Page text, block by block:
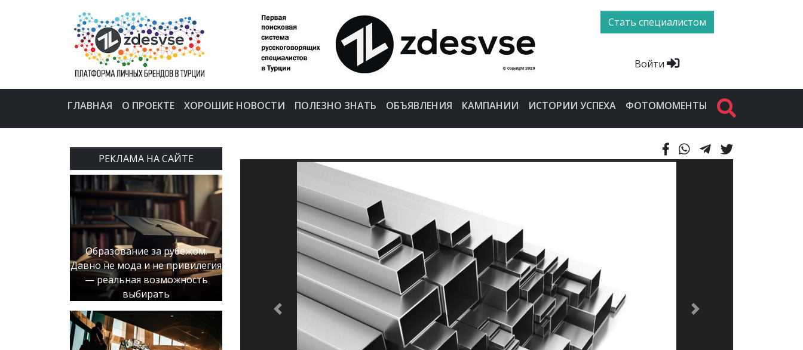
Стать специалистом
Войти
ГЛАВНАЯ О ПРОЕКТЕ ХОРОШИЕ НОВОСТИ ПОЛЕЗНО ЗНАТЬ ОБЪЯВЛЕНИЯ КАМПАНИИ ИСТОРИИ УСПЕХА ФОТОМОМЕНТЫ
РЕКЛАМА НА САЙТЕ
Образование за рубежом.
Давно не мода и не привилегия
— реальная возможность
выбирать
Previous Next